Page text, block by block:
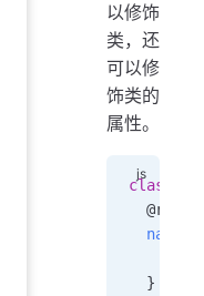
以修饰
类，还
可以修
饰类的
属性。
class
  @
  name
  }